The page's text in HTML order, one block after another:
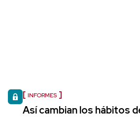
INFORMES
Así cambian los hábitos